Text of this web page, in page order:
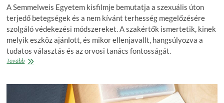
A Semmelweis Egyetem kisfilmje bemutatja a szexuális úton
terjedő betegségek és a nem kívánt terhesség megelőzésére
szolgáló védekezési módszereket. A szakértők ismertetik, kinek
melyik eszköz ajánlott, és mikor ellenjavallt, hangsúlyozva a
tudatos választás és az orvosi tanács fontosságát.
TovábbTapasz,